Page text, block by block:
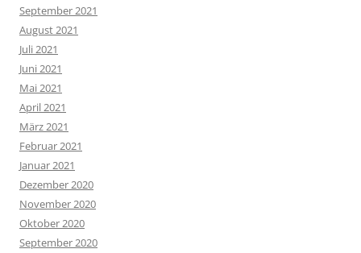
September 2021
August 2021
Juli 2021
Juni 2021
Mai 2021
April 2021
März 2021
Februar 2021
Januar 2021
Dezember 2020
November 2020
Oktober 2020
September 2020